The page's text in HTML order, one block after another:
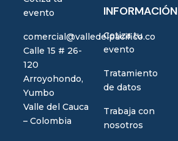
evento
comercial@valledelpacifico.co
Calle 15 # 26-
120
Arroyohondo,
Yumbo
Valle del Cauca
– Colombia
INFORMACIÓN
Cotiza tu
evento
Tratamiento
de datos
Trabaja con
nosotros